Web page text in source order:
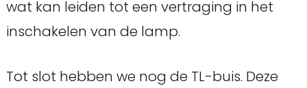
wat kan leiden tot een vertraging in het
inschakelen van de lamp.
Tot slot hebben we nog de TL-buis. Deze